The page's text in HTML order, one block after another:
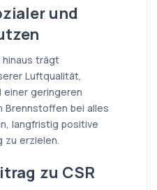
und
trägt
Luftqualität,
geringeren
Brennstoffen bei alles
langfristig positive
zu erzielen.
zu CSR